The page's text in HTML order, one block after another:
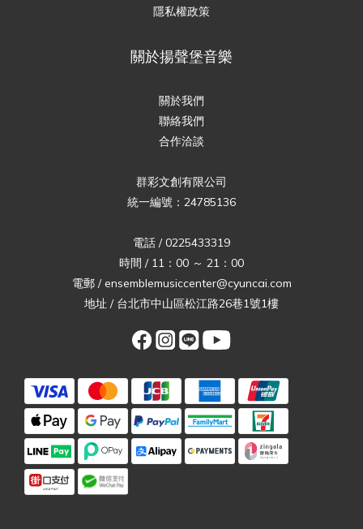
隱私權政策
關於揚聲堡音樂
關於我們
聯絡我們
合作洽談
群彩文創有限公司
統一編號：24785136
電話 / 0225433319
時間 / 11：00 ～ 21：00
電郵 / ensemblemusiccenter@cyuncai.com
地址 / 台北市中山區松江路26巷1號1樓